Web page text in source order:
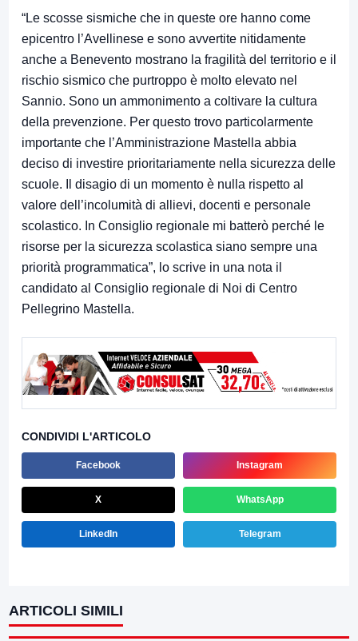
“Le scosse sismiche che in queste ore hanno come
epicentro l’Avellinese e sono avvertite nitidamente
anche a Benevento mostrano la fragilità del territorio e il
rischio sismico che purtroppo è molto elevato nel
Sannio. Sono un ammonimento a coltivare la cultura
della prevenzione. Per questo trovo particolarmente
importante che l’Amministrazione Mastella abbia
deciso di investire prioritariamente nella sicurezza delle
scuole. Il disagio di un momento è nulla rispetto al
valore dell’incolumità di allievi, docenti e personale
scolastico. In Consiglio regionale mi batterò perché le
risorse per la sicurezza scolastica siano sempre una
priorità programmatica”, lo scrive in una nota il
candidato al Consiglio regionale di Noi di Centro
Pellegrino Mastella.
CONDIVIDI L'ARTICOLO
Facebook Instagram
X WhatsApp
LinkedIn Telegram
ARTICOLI SIMILI